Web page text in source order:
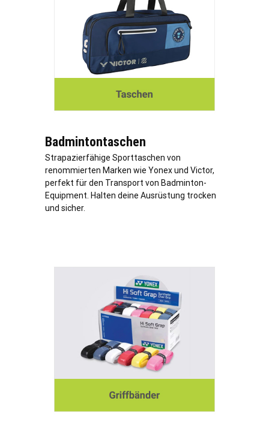
Badmintontaschen
Strapazierfähige Sporttaschen von
renommierten Marken wie Yonex und Victor,
perfekt für den Transport von Badminton-
Equipment. Halten deine Ausrüstung trocken
und sicher.